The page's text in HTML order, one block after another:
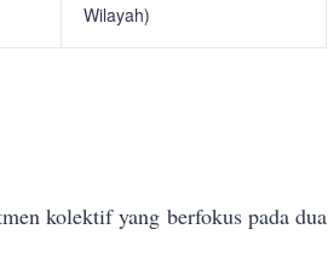
Wilayah)
kolektif yang berfokus pada dua